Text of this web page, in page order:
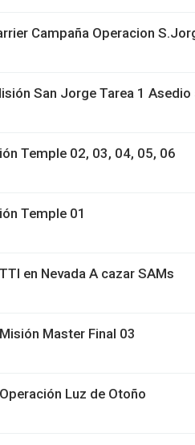
Campaña Operacion
San Jorge Tarea 1
Temple 02, 03, 04, 05, 06
Temple 01
en Nevada A cazar SAMs
Master Final 03
Luz de Otoño